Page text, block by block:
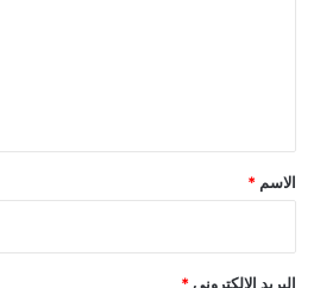
*
الاسم *
البريد الإلكتروني *